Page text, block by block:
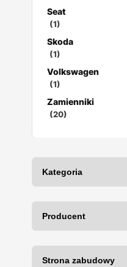
Seat
(1)
Skoda
(1)
Volkswagen
(1)
Zamienniki
(20)